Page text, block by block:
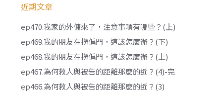
近期文章
ep470.我家的外傭來了，注意事項有哪些？(上)
ep469.我的朋友在撈偏門，這該怎麼辦？(下)
ep468.我的朋友在撈偏門，這該怎麼辦？(上)
ep467.為何救人與被告的距離那麼的近？(4)-完
ep466.為何救人與被告的距離那麼的近？(3)